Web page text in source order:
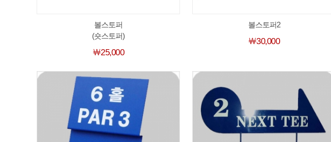
볼스토퍼
(숏스토퍼)
￦25,000
볼스토퍼2
￦30,000